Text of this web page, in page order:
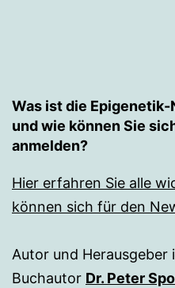
Was ist die Epigenetik-
und wie können Sie
anmelden?
Hier erfahren Sie alle
können sich für den
Autor und Herausgeber
Buchautor Dr. Peter